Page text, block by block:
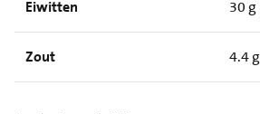
Eiwitten 30 g
Zout 4.4 g